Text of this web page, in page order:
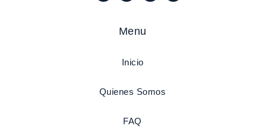
Menu
Inicio
Quienes Somos
FAQ